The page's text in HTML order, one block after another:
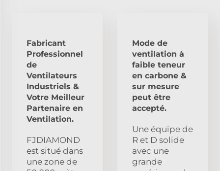
Fabricant
Professionnel
de
Ventilateurs
Industriels &
Votre Meilleur
Partenaire en
Ventilation.
FJDIAMOND
est situé dans
une zone de
Mode de
ventilation à
faible teneur
en carbone &
sur mesure
peut être
accepté.
Une équipe de
R et D solide
avec une
grande